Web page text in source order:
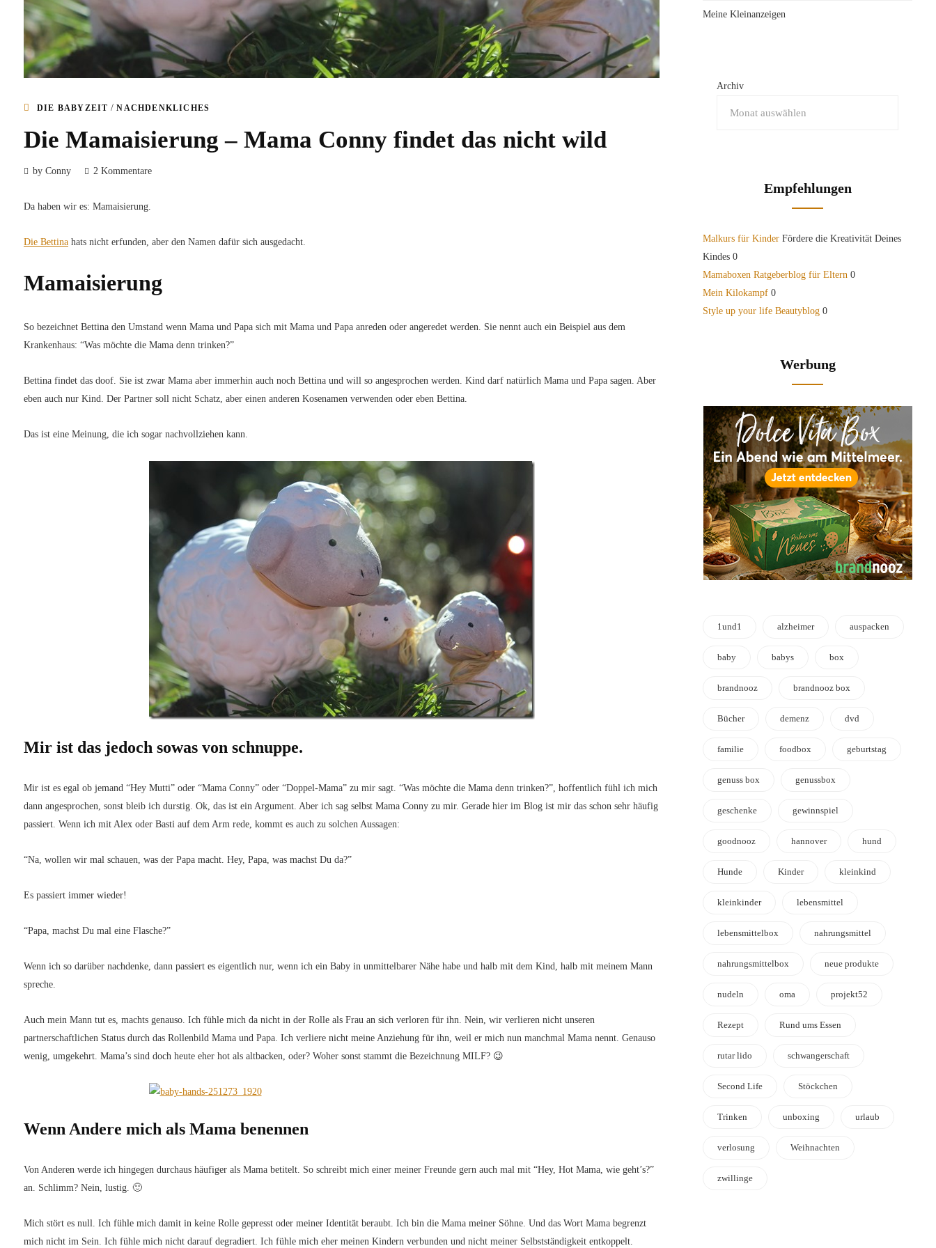
DIE BABYZEIT /NACHDENKLICHES
Die Mamaisierung – Mama Conny findet das nicht wild
by Conny 2 Kommentare
Da haben wir es: Mamaisierung.
Die Bettina hats nicht erfunden, aber den Namen dafür sich ausgedacht.
Mamaisierung
So bezeichnet Bettina den Umstand wenn Mama und Papa sich mit Mama und Papa anreden oder angeredet werden. Sie nennt auch ein Beispiel aus dem
Krankenhaus: “Was möchte die Mama denn trinken?”
Bettina findet das doof. Sie ist zwar Mama aber immerhin auch noch Bettina und will so angesprochen werden. Kind darf natürlich Mama und Papa sagen. Aber
eben auch nur Kind. Der Partner soll nicht Schatz, aber einen anderen Kosenamen verwenden oder eben Bettina.
Das ist eine Meinung, die ich sogar nachvollziehen kann.
Mir ist das jedoch sowas von schnuppe.
Mir ist es egal ob jemand “Hey Mutti” oder “Mama Conny” oder “Doppel-Mama” zu mir sagt. “Was möchte die Mama denn trinken?”, hoffentlich fühl ich mich
dann angesprochen, sonst bleib ich durstig. Ok, das ist ein Argument. Aber ich sag selbst Mama Conny zu mir. Gerade hier im Blog ist mir das schon sehr häufig
passiert. Wenn ich mit Alex oder Basti auf dem Arm rede, kommt es auch zu solchen Aussagen:
“Na, wollen wir mal schauen, was der Papa macht. Hey, Papa, was machst Du da?”
Es passiert immer wieder!
“Papa, machst Du mal eine Flasche?”
Wenn ich so darüber nachdenke, dann passiert es eigentlich nur, wenn ich ein Baby in unmittelbarer Nähe habe und halb mit dem Kind, halb mit meinem Mann
spreche.
Auch mein Mann tut es, machts genauso. Ich fühle mich da nicht in der Rolle als Frau an sich verloren für ihn. Nein, wir verlieren nicht unseren
partnerschaftlichen Status durch das Rollenbild Mama und Papa. Ich verliere nicht meine Anziehung für ihn, weil er mich nun manchmal Mama nennt. Genauso
wenig, umgekehrt. Mama’s sind doch heute eher hot als altbacken, oder? Woher sonst stammt die Bezeichnung MILF? 😉
Wenn Andere mich als Mama benennen
Von Anderen werde ich hingegen durchaus häufiger als Mama betitelt. So schreibt mich einer meiner Freunde gern auch mal mit “Hey, Hot Mama, wie geht’s?”
an. Schlimm? Nein, lustig. 🙂
Mich stört es null. Ich fühle mich damit in keine Rolle gepresst oder meiner Identität beraubt. Ich bin die Mama meiner Söhne. Und das Wort Mama begrenzt
mich nicht im Sein. Ich fühle mich nicht darauf degradiert. Ich fühle mich eher meinen Kindern verbunden und nicht meiner Selbstständigkeit entkoppelt.
Meine Kleinanzeigen
Archiv
Empfehlungen
Malkurs für Kinder Fördere die Kreativität Deines
Kindes 0
Mamaboxen Ratgeberblog für Eltern 0
Mein Kilokampf 0
Style up your life Beautyblog 0
Werbung
1und1 alzheimer auspacken
baby babys box
brandnooz brandnooz box
Bücher demenz dvd
familie foodbox geburtstag
genuss box genussbox
geschenke gewinnspiel
goodnooz hannover hund
Hunde Kinder kleinkind
kleinkinder lebensmittel
lebensmittelbox nahrungsmittel
nahrungsmittelbox neue produkte
nudeln oma projekt52
Rezept Rund ums Essen
rutar lido schwangerschaft
Second Life Stöckchen
Trinken unboxing urlaub
verlosung Weihnachten
zwillinge